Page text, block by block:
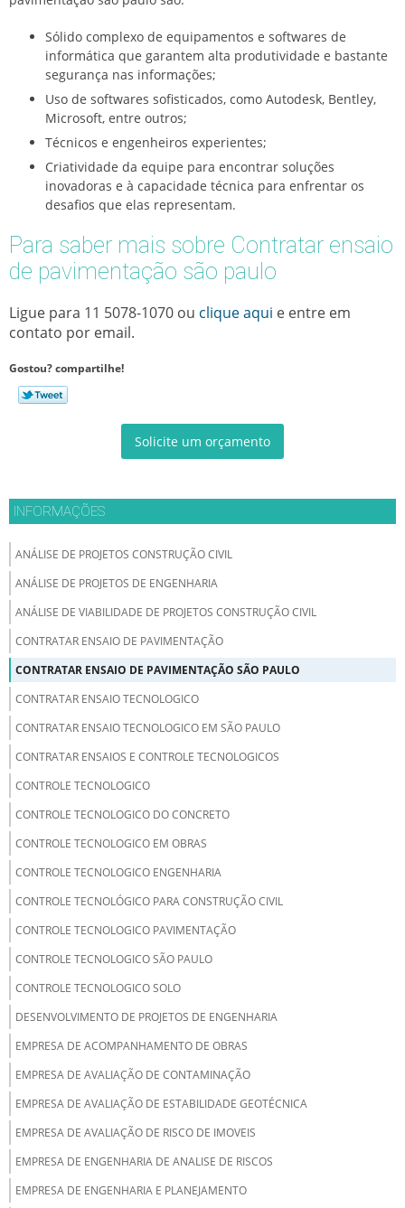
Sólido complexo de equipamentos e softwares de
informática que garantem alta produtividade e bastante
segurança nas informações;
Uso de softwares sofisticados, como Autodesk, Bentley,
Microsoft, entre outros;
Técnicos e engenheiros experientes;
Criatividade da equipe para encontrar soluções
inovadoras e à capacidade técnica para enfrentar os
desafios que elas representam.
Para saber mais sobre Contratar ensaio
de pavimentação são paulo
Ligue para 11 5078-1070 ou clique aqui e entre em
contato por email.
Gostou? compartilhe!
Solicite um orçamento
INFORMAÇÕES
ANÁLISE DE PROJETOS CONSTRUÇÃO CIVIL
ANÁLISE DE PROJETOS DE ENGENHARIA
ANÁLISE DE VIABILIDADE DE PROJETOS CONSTRUÇÃO CIVIL
CONTRATAR ENSAIO DE PAVIMENTAÇÃO
CONTRATAR ENSAIO DE PAVIMENTAÇÃO SÃO PAULO
CONTRATAR ENSAIO TECNOLOGICO
CONTRATAR ENSAIO TECNOLOGICO EM SÃO PAULO
CONTRATAR ENSAIOS E CONTROLE TECNOLOGICOS
CONTROLE TECNOLOGICO
CONTROLE TECNOLOGICO DO CONCRETO
CONTROLE TECNOLOGICO EM OBRAS
CONTROLE TECNOLOGICO ENGENHARIA
CONTROLE TECNOLÓGICO PARA CONSTRUÇÃO CIVIL
CONTROLE TECNOLOGICO PAVIMENTAÇÃO
CONTROLE TECNOLOGICO SÃO PAULO
CONTROLE TECNOLOGICO SOLO
DESENVOLVIMENTO DE PROJETOS DE ENGENHARIA
EMPRESA DE ACOMPANHAMENTO DE OBRAS
EMPRESA DE AVALIAÇÃO DE CONTAMINAÇÃO
EMPRESA DE AVALIAÇÃO DE ESTABILIDADE GEOTÉCNICA
EMPRESA DE AVALIAÇÃO DE RISCO DE IMOVEIS
EMPRESA DE ENGENHARIA DE ANALISE DE RISCOS
EMPRESA DE ENGENHARIA E PLANEJAMENTO